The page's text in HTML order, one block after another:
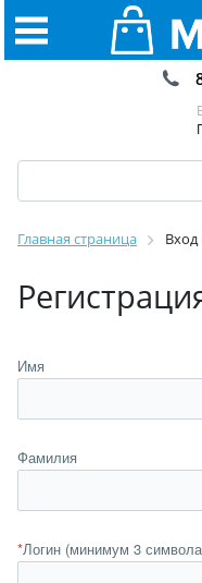
Главная страница Вход
Имя
Фамилия
*Логин (минимум 3